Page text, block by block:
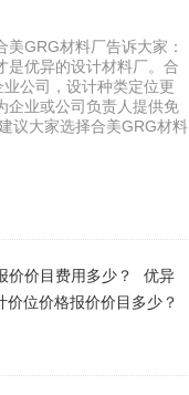
GRG材料厂告诉大家：
是优异的设计材料厂。合
公司，设计种类定位更
企业或公司负责人提供免
议大家选择合美GRG材料
价价目费用多少？
优异
位价格报价价目多少？